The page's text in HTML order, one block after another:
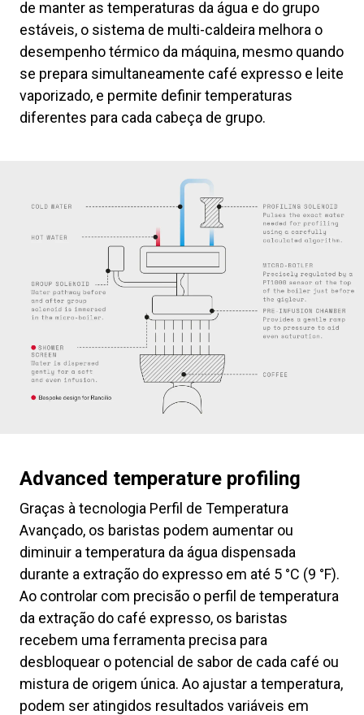
de manter as temperaturas da água e do grupo
estáveis, o sistema de multi-caldeira melhora o
desempenho térmico da máquina, mesmo quando
se prepara simultaneamente café expresso e leite
vaporizado, e permite definir temperaturas
diferentes para cada cabeça de grupo.
Advanced temperature profiling
Graças à tecnologia Perfil de Temperatura
Avançado, os baristas podem aumentar ou
diminuir a temperatura da água dispensada
durante a extração do expresso em até 5 °C (9 °F).
Ao controlar com precisão o perfil de temperatura
da extração do café expresso, os baristas
recebem uma ferramenta precisa para
desbloquear o potencial de sabor de cada café ou
mistura de origem única. Ao ajustar a temperatura,
podem ser atingidos resultados variáveis em